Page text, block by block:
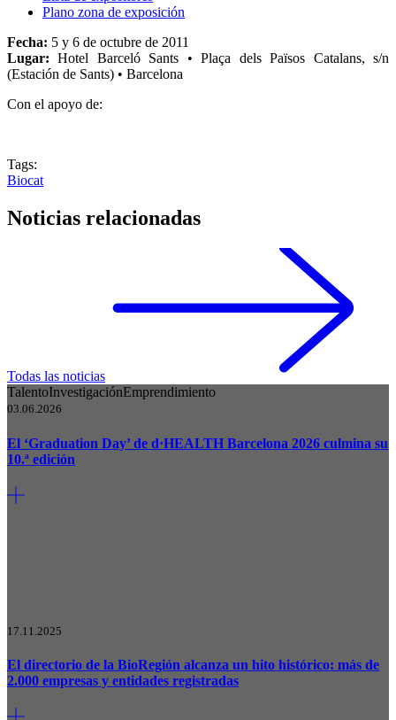
Plano zona de exposición
Fecha: 5 y 6 de octubre de 2011
Lugar: Hotel Barceló Sants • Plaça dels Països Catalans, s/n
(Estación de Sants) • Barcelona
Con el apoyo de:
Tags:
Biocat
Noticias relacionadas
Todas las noticias
TalentoInvestigaciónEmprendimiento
03.06.2026
El ‘Graduation Day’ de d·HEALTH Barcelona 2026 culmina su
10.ª edición
17.11.2025
El directorio de la BioRegión alcanza un hito histórico: más de
2.000 empresas y entidades registradas